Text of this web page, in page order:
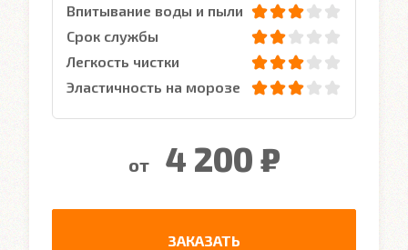
Впитывание воды и пыли
Срок службы
Легкость чистки
Эластичность на морозе
от 4 200 ₽
ЗАКАЗАТЬ